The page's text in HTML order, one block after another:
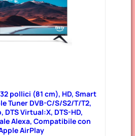
32 pollici (81 cm), HD, Smart
Tuner DVB-C/S/S2/T/T2,
DTS Virtual:X, DTS-HD,
Alexa, Compatibile con
AirPlay